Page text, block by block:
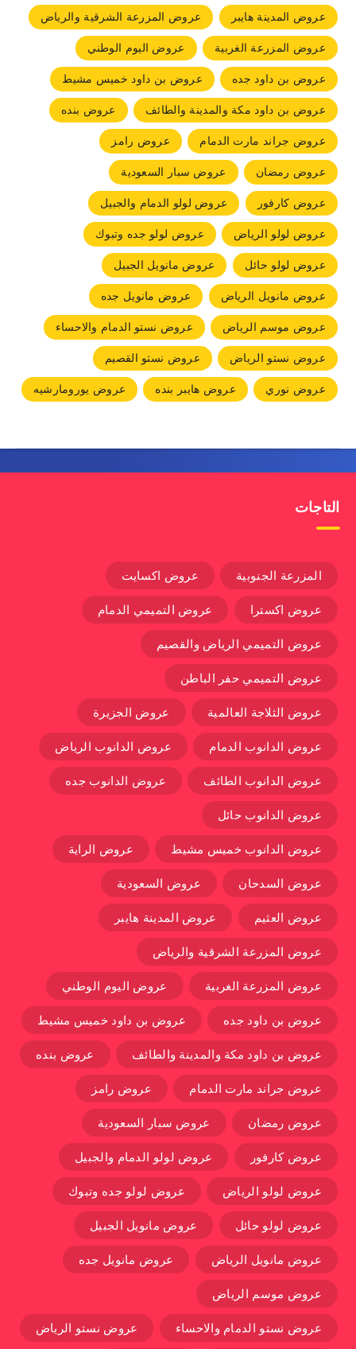
عروض المدينة هايبر
عروض المزرعة الشرقية والرياض
عروض المزرعة الغربية
عروض اليوم الوطني
عروض بن داود جده
عروض بن داود خميس مشيط
عروض بن داود مكة والمدينة والطائف
عروض بنده
عروض جراند مارت الدمام
عروض رامز
عروض رمضان
عروض سبار السعودية
عروض كارفور
عروض لولو الدمام والجبيل
عروض لولو الرياض
عروض لولو جده وتبوك
عروض لولو حائل
عروض مانويل الجبيل
عروض مانويل الرياض
عروض مانويل جده
عروض موسم الرياض
عروض نستو الدمام والاحساء
عروض نستو الرياض
عروض نستو القصيم
عروض نوري
عروض هايبر بنده عروض يورومارشيه
التاجات
المزرعة الجنوبية عروض اكسايت
عروض اكسترا عروض التميمي الدمام
عروض التميمي الرياض والقصيم
عروض التميمي حفر الباطن
عروض الثلاجة العالمية عروض الجزيرة
عروض الدانوب الدمام عروض الدانوب الرياض
عروض الدانوب الطائف عروض الدانوب جده
عروض الدانوب حائل
عروض الدانوب خميس مشيط عروض الراية
عروض السدحان عروض السعودية
عروض العثيم عروض المدينة هايبر
عروض المزرعة الشرقية والرياض
عروض المزرعة الغربية عروض اليوم الوطني
عروض بن داود جده عروض بن داود خميس مشيط
عروض بن داود مكة والمدينة والطائف عروض بنده
عروض جراند مارت الدمام عروض رامز
عروض رمضان عروض سبار السعودية
عروض كارفور عروض لولو الدمام والجبيل
عروض لولو الرياض عروض لولو جده وتبوك
عروض لولو حائل عروض مانويل الجبيل
عروض مانويل الرياض عروض مانويل جده
عروض موسم الرياض
عروض نستو الدمام والاحساء عروض نستو الرياض